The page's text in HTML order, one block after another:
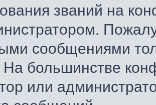
званий на
сообщениями
На большинстве
или